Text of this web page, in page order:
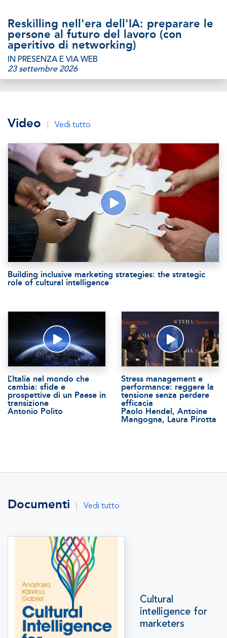
Reskilling nell'era dell'IA: preparare le
persone al futuro del lavoro (con
aperitivo di networking)
IN PRESENZA E VIA WEB
23 settembre 2026
Video Vedi tutto
Building inclusive marketing strategies: the strategic
role of cultural intelligence
L’Italia nel mondo che
cambia: sfide e
prospettive di un Paese in
transizione
Antonio Polito
Stress management e
performance: reggere la
tensione senza perdere
efficacia
Paolo Hendel, Antoine
Mangogna, Laura Pirotta
Documenti Vedi tutto
Cultural
intelligence for
marketers